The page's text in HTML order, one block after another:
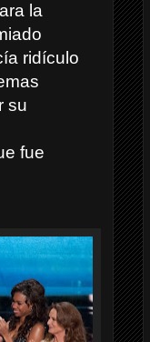
la
ridículo
su
fue